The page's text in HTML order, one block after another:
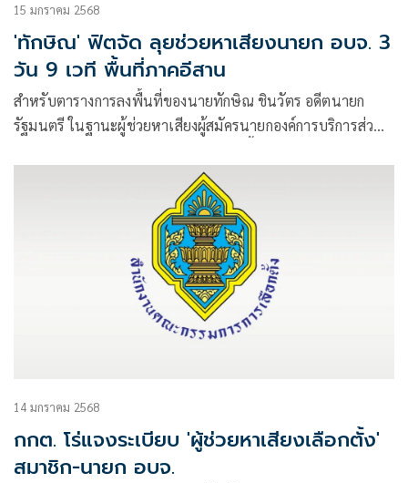
15 มกราคม 2568
'ทักษิณ' ฟิตจัด ลุยช่วยหาเสียงนายก อบจ. 3
วัน 9 เวที พื้นที่ภาคอีสาน
สำหรับตารางการลงพื้นที่ของนายทักษิณ ชินวัตร อดีตนายก
รัฐมนตรี ในฐานะผู้ช่วยหาเสียงผู้สมัครนายกองค์การบริการส่วน
14 มกราคม 2568
กกต. โร่แจงระเบียบ 'ผู้ช่วยหาเสียงเลือกตั้ง'
สมาชิก-นายก อบจ.